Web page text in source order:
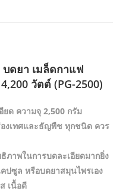
บดยา เมล็ดกาแฟ
วัตต์ (PG-2500)
ยด ความจุ 2,500 กรัม
งเทศและธัญพืช ทุกชนิด ควร
ภาพในการบดละเอียดมากยิ่ง
ปซูล หรือบดยาสมุนไพรเอง
เนื้อดี